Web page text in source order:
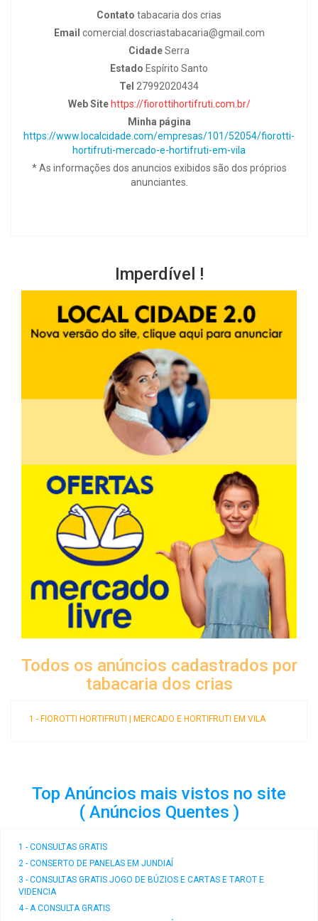
Contato tabacaria dos crias
Email comercial.doscriastabacaria@gmail.com
CidadeSerra
Estado Espírito Santo
Tel 27992020434
Web Site https://fiorottihortifruti.com.br/
Minha página
https://www.localcidade.com/empresas/101/52054/fiorotti-
hortifruti-mercado-e-hortifruti-em-vila
* As informações dos anuncios exibidos são dos próprios
anunciantes.
Imperdível !
Todos os anúncios cadastrados por
tabacaria dos crias
1 - FIOROTTI HORTIFRUTI | MERCADO E HORTIFRUTI EM VILA
Top Anúncios mais vistos no site
( Anúncios Quentes )
1 - CONSULTAS GRATIS
2 - CONSERTO DE PANELAS EM JUNDIAÍ
3 - CONSULTAS GRATIS JOGO DE BÚZIOS E CARTAS E TAROT E
VIDENCIA
4 - A CONSULTA GRATIS